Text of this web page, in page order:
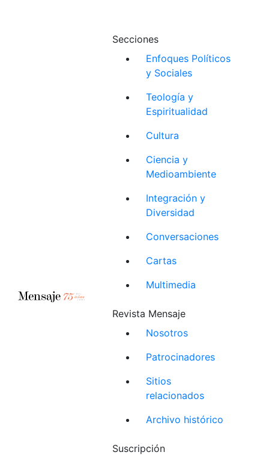
Secciones
Enfoques Políticos
y Sociales
Teología y
Espiritualidad
Cultura
Ciencia y
Medioambiente
Integración y
Diversidad
Conversaciones
Cartas
Multimedia
Revista Mensaje
Nosotros
Patrocinadores
Sitios
relacionados
Archivo histórico
Suscripción